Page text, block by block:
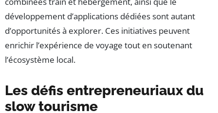
développement d’applications dédiées sont autant
d’opportunités à explorer. Ces initiatives peuvent
enrichir l’expérience de voyage tout en soutenant
l’écosystème local.
Les défis entrepreneuriaux du
slow tourisme